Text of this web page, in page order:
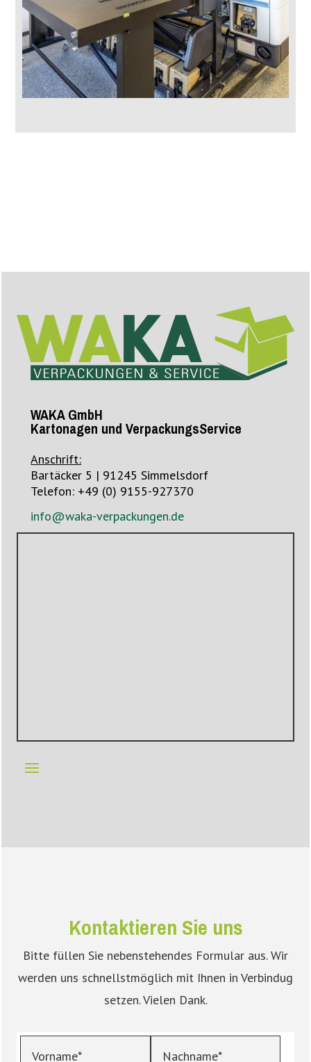
WAKA GmbH
Kartonagen und VerpackungsService
Anschrift:
Bartäcker 5 | 91245 Simmelsdorf
Telefon: +49 (0) 9155-927370
info@waka-verpackungen.de
Kontaktieren Sie uns
Bitte füllen Sie nebenstehendes Formular aus.Wir
werden uns schnellstmöglich mit Ihnen in Verbindug
setzen.Vielen Dank.